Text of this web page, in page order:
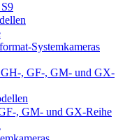
Systemkameras
, GF-, GM- und GX-
, GM- und GX-Reihe